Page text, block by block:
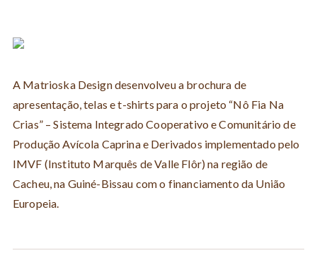
A Matrioska Design desenvolveu a brochura de
apresentação, telas e t-shirts para o projeto “Nô Fia Na
Crias” – Sistema Integrado Cooperativo e Comunitário de
Produção Avícola Caprina e Derivados implementado pelo
IMVF (Instituto Marquês de Valle Flôr) na região de
Cacheu, na Guiné-Bissau com o financiamento da União
Europeia.